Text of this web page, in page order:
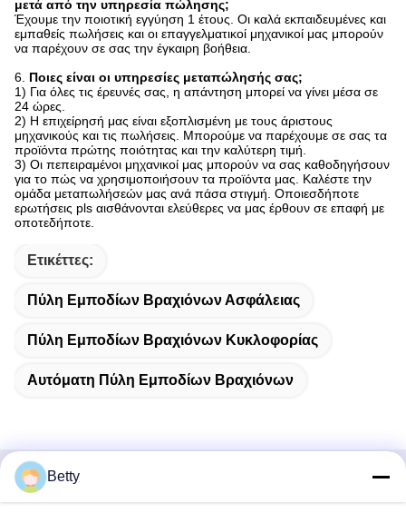
μετά από την υπηρεσία πώλησης;
Έχουμε την ποιοτική εγγύηση 1 έτους. Οι καλά εκπαιδευμένες και
εμπαθείς πωλήσεις και οι επαγγελματικοί μηχανικοί μας μπορούν
να παρέχουν σε σας την έγκαιρη βοήθεια.
6. Ποιες είναι οι υπηρεσίες μεταπώλησής σας;
1) Για όλες τις έρευνές σας, η απάντηση μπορεί να γίνει μέσα σε
24 ώρες.
2) Η επιχείρησή μας είναι εξοπλισμένη με τους άριστους
μηχανικούς και τις πωλήσεις. Μπορούμε να παρέχουμε σε σας τα
προϊόντα πρώτης ποιότητας και την καλύτερη τιμή.
3) Οι πεπειραμένοι μηχανικοί μας μπορούν να σας καθοδηγήσουν
για το πώς να χρησιμοποιήσουν τα προϊόντα μας. Καλέστε την
ομάδα μεταπωλήσεών μας ανά πάσα στιγμή. Οποιεσδήποτε
ερωτήσεις pls αισθάνονται ελεύθερες να μας έρθουν σε επαφή με
οποτεδήποτε.
Ετικέττες:
Πύλη Εμποδίων Βραχιόνων Ασφάλειας
Πύλη Εμποδίων Βραχιόνων Κυκλοφορίας
Αυτόματη Πύλη Εμποδίων Βραχιόνων
Γρήγορη επικοινωνία
Betty